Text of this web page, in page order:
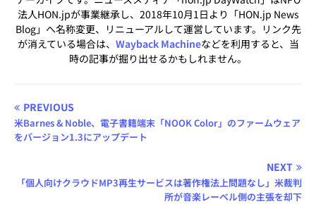
法人HON.jpが事業継承し、2018年10月1日より「HON.jp News
Blog」へ名称変更、リニューアルして運営しています。リンク先
が消えている場合は、 Wayback Machineなどを利用すると、当
時の記事が掘り出せるかもしれません。
PREVIOUS
米Barnes & Noble、電子書籍端末「NOOK Color」のファームウェア
をバージョン1.3にアップデート
NEXT
「個人向けクラウドMP3再生サービスは著作権法上問題なし」米裁判
所が音楽レーベル側の主張を却下